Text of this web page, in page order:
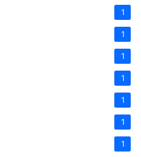
1
1
1
1
1
1
1